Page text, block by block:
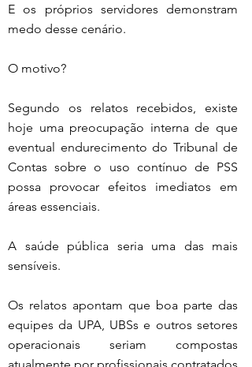
E os próprios servidores demonstram
medo desse cenário.
O motivo?
Segundo os relatos recebidos, existe
hoje uma preocupação interna de que
eventual endurecimento do Tribunal de
Contas sobre o uso contínuo de PSS
possa provocar efeitos imediatos em
áreas essenciais.
A saúde pública seria uma das mais
sensíveis.
Os relatos apontam que boa parte das
equipes da UPA, UBSs e outros setores
operacionais seriam compostas
atualmente por profissionais contratados